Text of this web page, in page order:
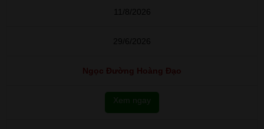
11/8/2026
29/6/2026
Ngọc Đường Hoàng Đạo
Xem ngay